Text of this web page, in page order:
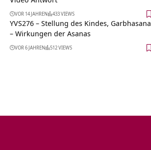
VOR 14 JAHREN 433 VIEWS
YVS276 – Stellung des Kindes, Garbhasana
– Wirkungen der Asanas
VOR 6 JAHREN 512 VIEWS